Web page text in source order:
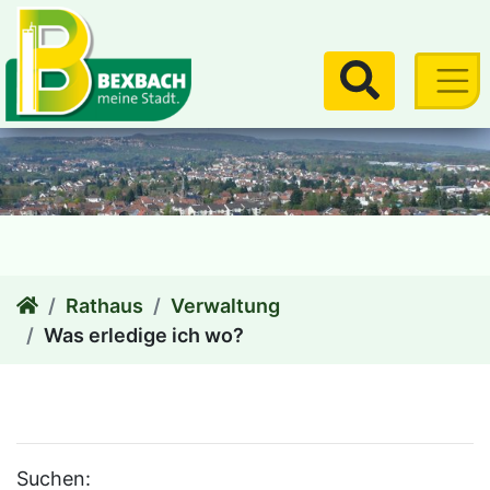
zum Inhalt
Suchen
Rathaus
Verwaltung
Was erledige ich wo?
Suchen: